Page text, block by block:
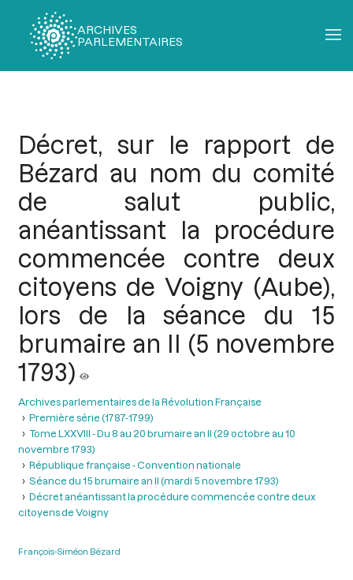
ARCHIVES
PARLEMENTAIRES
Décret, sur le rapport de
Bézard au nom du comité
de salut public,
anéantissant la procédure
commencée contre deux
citoyens de Voigny (Aube),
lors de la séance du 15
brumaire an II (5 novembre
1793)
Archives parlementaires de la Révolution Française
Première série (1787-1799)
Tome LXXVIII - Du 8 au 20 brumaire an II (29 octobre au 10
novembre 1793)
République française - Convention nationale
Séance du 15 brumaire an II (mardi 5 novembre 1793)
Décret anéantissant la procédure commencée contre deux
citoyens de Voigny
François-Siméon Bézard